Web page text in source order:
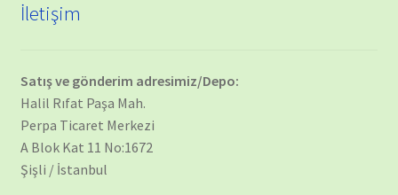
İletişim
Satış ve gönderim adresimiz/Depo:
Halil Rıfat Paşa Mah.
Perpa Ticaret Merkezi
A Blok Kat 11 No:1672
Şişli / İstanbul